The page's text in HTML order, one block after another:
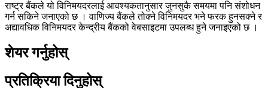
राष्ट्र बैंकले यो विनिमयदरलाई आवश्यकतानुसार जुनसुकै समयमा पनि संशोधन
गर्न सकिने जनाएको छ । वाणिज्य बैंकले तोक्ने विनिमयदर भने फरक हुनसक्ने र
अद्यावधिक विनिमयदर केन्द्रीय बैंकको वेबसाइटमा उपलब्ध हुने जनाइएको छ ।
शेयर गर्नुहोस्
प्रतिक्रिया दिनुहोस्